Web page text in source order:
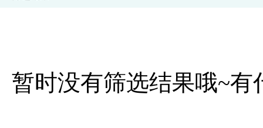
暂时没有筛选结果哦~